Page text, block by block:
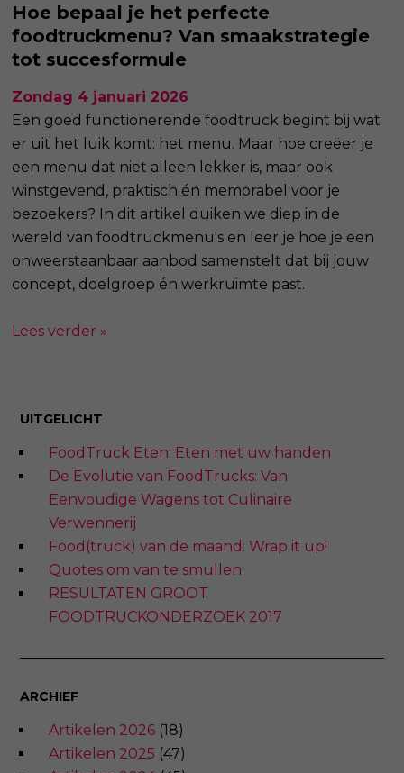
Hoe bepaal je het perfecte
foodtruckmenu? Van smaakstrategie
tot succesformule
Zondag 4 januari 2026
Een goed functionerende foodtruck begint bij wat
er uit het luik komt: het menu. Maar hoe creëer je
een menu dat niet alleen lekker is, maar ook
winstgevend, praktisch én memorabel voor je
bezoekers? In dit artikel duiken we diep in de
wereld van foodtruckmenu's en leer je hoe je een
onweerstaanbaar aanbod samenstelt dat bij jouw
concept, doelgroep én werkruimte past.
Lees verder »
UITGELICHT
FoodTruck Eten: Eten met uw handen
De Evolutie van FoodTrucks: Van
Eenvoudige Wagens tot Culinaire
Verwennerij
Food(truck) van de maand: Wrap it up!
Quotes om van te smullen
RESULTATEN GROOT
FOODTRUCKONDERZOEK 2017
ARCHIEF
Artikelen 2026 (18)
Artikelen 2025 (47)